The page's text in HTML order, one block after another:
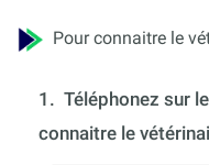
Pour connaitre le
1. Téléphonez sur
connaitre le